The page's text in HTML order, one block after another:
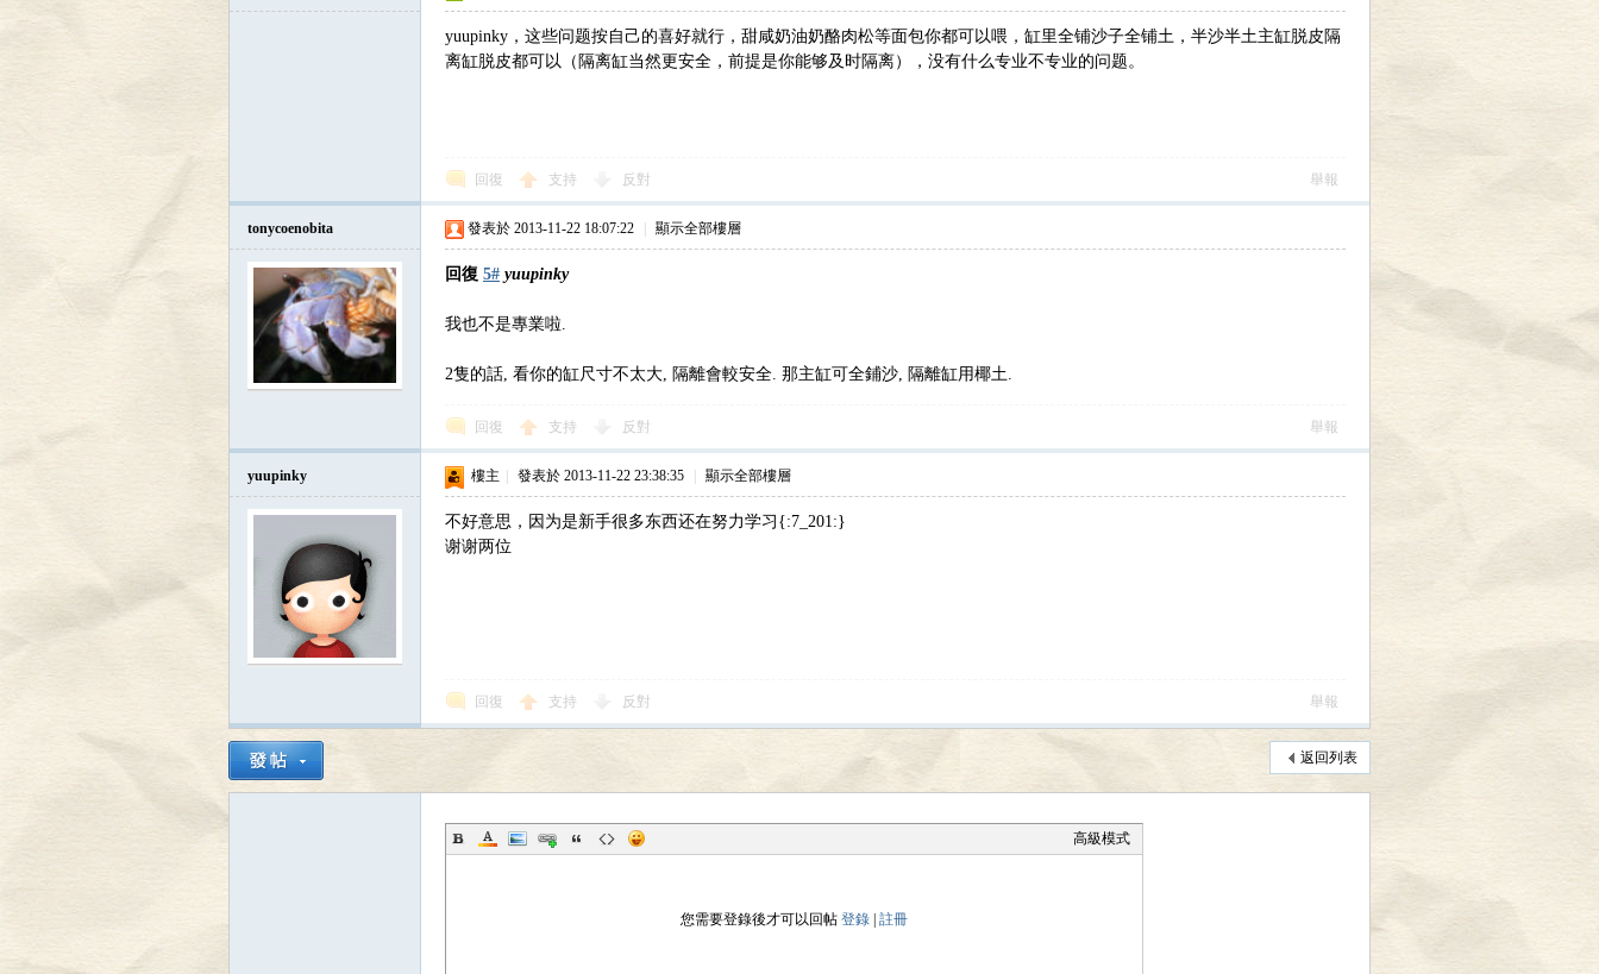
yuupinky，这些问题按自己的喜好就行，甜咸奶油奶酪肉松等面包你都可以喂，缸里全铺沙子全铺土，半沙半土主缸脱皮隔
离缸脱皮都可以（隔离缸当然更安全，前提是你能够及时隔离），没有什么专业不专业的问题。
回復 支持 反對 舉報
tonycoenobita 發表於 2013-11-22 18:07:22 顯示全部樓層
回復 5# yuupinky
我也不是專業啦.
2隻的話, 看你的缸尺寸不太大, 隔離會較安全. 那主缸可全鋪沙, 隔離缸用椰土.
回復 支持 反對 舉報
yuupinky 樓主 發表於 2013-11-22 23:38:35 顯示全部樓層
不好意思，因为是新手很多东西还在努力学习{:7_201:}
谢谢两位
回復 支持 反對 舉報
返回列表
高級模式
您需要登錄後才可以回帖 登錄 註冊